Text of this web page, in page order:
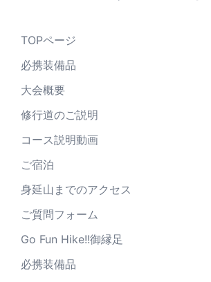
TOPページ
必携装備品
大会概要
修行道のご説明
コース説明動画
ご宿泊
身延山までのアクセス
ご質問フォーム
Go Fun Hike!!御縁足
必携装備品